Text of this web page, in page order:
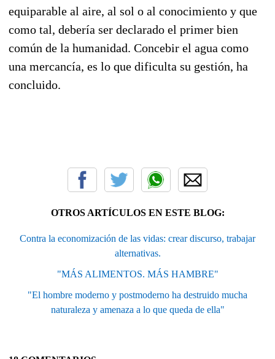
equiparable al aire, al sol o al conocimiento y que
como tal, debería ser declarado el primer bien
común de la humanidad. Concebir el agua como
una mercancía, es lo que dificulta su gestión, ha
concluido.
OTROS ARTÍCULOS EN ESTE BLOG:
Contra la economización de las vidas: crear discurso, trabajar
alternativas.
"MÁS ALIMENTOS. MÁS HAMBRE"
"El hombre moderno y postmoderno ha destruido mucha
naturaleza y amenaza a lo que queda de ella"